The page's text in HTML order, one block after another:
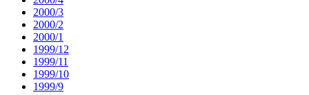
2000/3
2000/2
2000/1
1999/12
1999/11
1999/10
1999/9